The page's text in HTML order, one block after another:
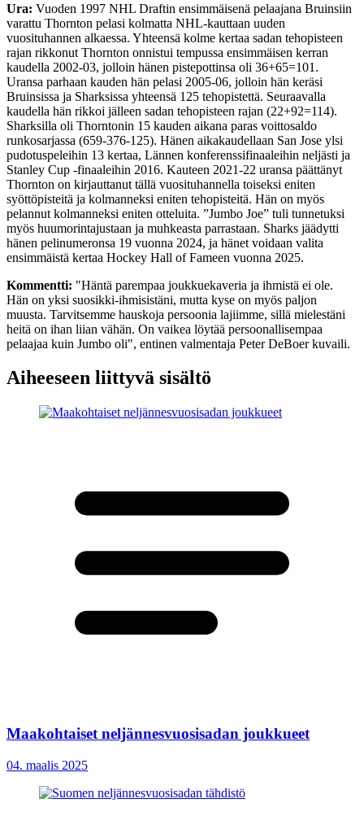
Ura: Vuoden 1997 NHL Draftin ensimmäisenä pelaajana Bruinsiin
varattu Thornton pelasi kolmatta NHL-kauttaan uuden
vuosituhannen alkaessa. Yhteensä kolme kertaa sadan tehopisteen
rajan rikkonut Thornton onnistui tempussa ensimmäisen kerran
kaudella 2002-03, jolloin hänen pistepottinsa oli 36+65=101.
Uransa parhaan kauden hän pelasi 2005-06, jolloin hän keräsi
Bruinsissa ja Sharksissa yhteensä 125 tehopistettä. Seuraavalla
kaudella hän rikkoi jälleen sadan tehopisteen rajan (22+92=114).
Sharksilla oli Thorntonin 15 kauden aikana paras voittosaldo
runkosarjassa (659-376-125). Hänen aikakaudellaan San Jose ylsi
pudotuspeleihin 13 kertaa, Lännen konferenssifinaaleihin neljästi ja
Stanley Cup -finaaleihin 2016. Kauteen 2021-22 uransa päättänyt
Thornton on kirjauttanut tällä vuosituhannella toiseksi eniten
syöttöpisteitä ja kolmanneksi eniten tehopisteitä. Hän on myös
pelannut kolmanneksi eniten otteluita. ”Jumbo Joe” tuli tunnetuksi
myös huumorintajustaan ja muhkeasta parrastaan. Sharks jäädytti
hänen pelinumeronsa 19 vuonna 2024, ja hänet voidaan valita
ensimmäistä kertaa Hockey Hall of Fameen vuonna 2025.
Kommentti: "Häntä parempaa joukkuekaveria ja ihmistä ei ole.
Hän on yksi suosikki-ihmisistäni, mutta kyse on myös paljon
muusta. Tarvitsemme hauskoja persoonia lajiimme, sillä mielestäni
heitä on ihan liian vähän. On vaikea löytää persoonallisempaa
pelaajaa kuin Jumbo oli", entinen valmentaja Peter DeBoer kuvaili.
Aiheeseen liittyvä sisältö
Maakohtaiset neljännesvuosisadan joukkueet
04. maalis 2025